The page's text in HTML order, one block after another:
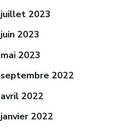
juillet 2023
juin 2023
mai 2023
septembre 2022
avril 2022
janvier 2022